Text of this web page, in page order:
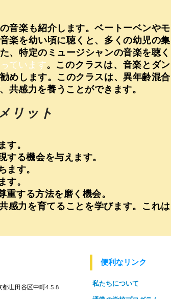
音楽も紹介します。ベートーベンやモ
楽を幼い頃に聴くと、多くの幼児の集
、特定のミュージシャンの音楽を聴く
ています。このクラスは、音楽とダン
めします。このクラスは、異年齢混合
共感力を養うことができます。
リット
。
る機会を与えます。
す。
。
する方法を磨く機会。
感力を育てることを学びます。これは
都世田谷区中町4-5-8
便利なリンク
私たちについて